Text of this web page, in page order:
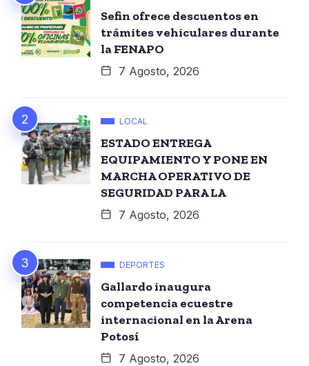
Sefin ofrece descuentos en
trámites vehiculares durante
la FENAPO
7 Agosto, 2026
LOCAL
ESTADO ENTREGA
EQUIPAMIENTO Y PONE EN
MARCHA OPERATIVO DE
SEGURIDAD PARA LA
7 Agosto, 2026
DEPORTES
Gallardo inaugura
competencia ecuestre
internacional en la Arena
Potosí
7 Agosto, 2026